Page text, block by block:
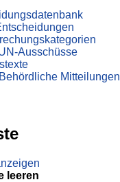
Ausschüsse
Mitteilungen
leeren